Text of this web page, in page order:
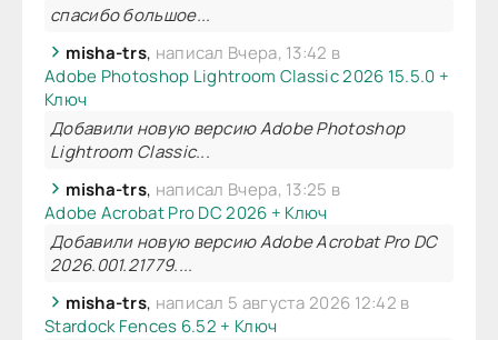
спасибо большое...
misha-trs, написал Вчера, 13:42 в
Adobe Photoshop Lightroom Classic 2026 15.5.0 +
Ключ
Добавили новую версию Adobe Photoshop
Lightroom Classic...
misha-trs, написал Вчера, 13:25 в
Adobe Acrobat Pro DC 2026 + Ключ
Добавили новую версию Adobe Acrobat Pro DC
2026.001.21779....
misha-trs, написал 5 августа 2026 12:42 в
Stardock Fences 6.52 + Ключ